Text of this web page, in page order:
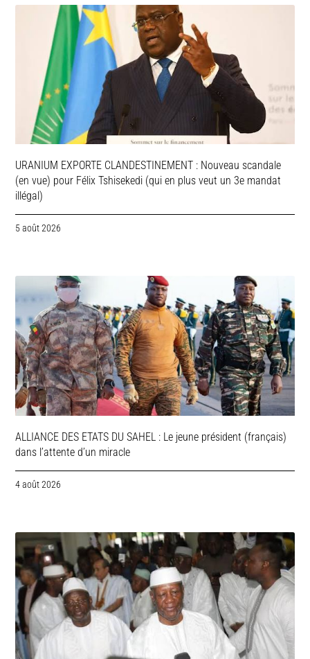
URANIUM EXPORTE CLANDESTINEMENT : Nouveau scandale
(en vue) pour Félix Tshisekedi (qui en plus veut un 3e mandat
illégal)
5 août 2026
ALLIANCE DES ETATS DU SAHEL : Le jeune président (français)
dans l’attente d’un miracle
4 août 2026